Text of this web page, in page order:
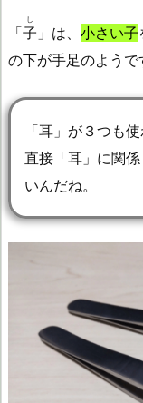
「子
し
」は、 小さい子
の下が手足のようで
「耳」が３つも
直接「耳」に関
いんだね。